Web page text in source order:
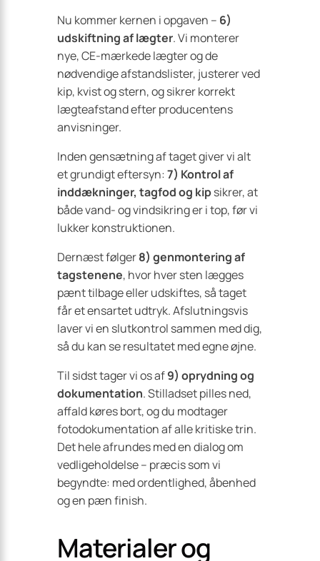
Nu kommer kernen i opgaven – 6)
udskiftning af lægter. Vi monterer
nye, CE-mærkede lægter og de
nødvendige afstandslister, justerer ved
kip, kvist og stern, og sikrer korrekt
lægteafstand efter producentens
anvisninger.
Inden gensætning af taget giver vi alt
et grundigt eftersyn:7) Kontrol af
inddækninger, tagfod og kipsikrer, at
både vand- og vindsikring er i top, før vi
lukker konstruktionen.
Dernæst følger8) genmontering af
tagstenene, hvor hver sten lægges
pænt tilbage eller udskiftes, så taget
får et ensartet udtryk. Afslutningsvis
laver vi en slutkontrol sammen med dig,
så du kan se resultatet med egne øjne.
Til sidst tager vi os af9) oprydning og
dokumentation. Stilladset pilles ned,
affald køres bort, og du modtager
fotodokumentation af alle kritiske trin.
Det hele afrundes med en dialog om
vedligeholdelse – præcis som vi
begyndte: med ordentlighed, åbenhed
og en pæn finish.
Materialer og